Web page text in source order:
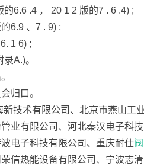
6.6 .4 ， 20 1 2 版的7 . 6 .4) ;
6.9 、7 . 9) ;
1 6) ;
A.)。
归口。
技术有限公司、北京市燕山工
业有限公司、河北秦汉电子科
电子科技有限公司、重庆耐仕阀
信热能设备有限公司、宁波志